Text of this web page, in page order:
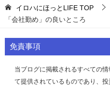
イロハにほっとLIFE TOP
「会社勤め」の良いところ
免責事項
当ブログに掲載されるすべての
て提供されているものであり、